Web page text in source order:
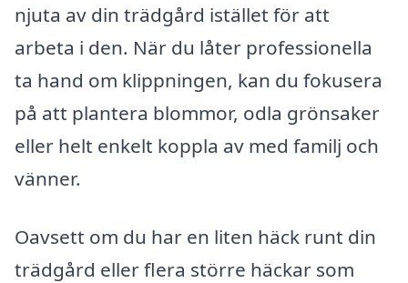
njuta av din trädgård istället för att
arbeta i den. När du låter professionella
ta hand om klippningen, kan du fokusera
på att plantera blommor, odla grönsaker
eller helt enkelt koppla av med familj och
vänner.
Oavsett om du har en liten häck runt din
trädgård eller flera större häckar som